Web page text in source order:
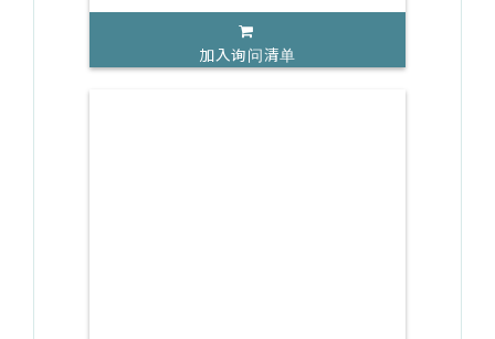
加入询问清单